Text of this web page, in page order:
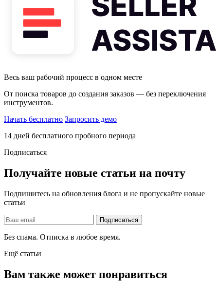
Весь ваш рабочий процесс в одном месте
От поиска товаров до создания заказов — без переключения
инструментов.
Начать бесплатно Запросить демо
14 дней бесплатного пробного периода
Подписаться
Получайте новые статьи на почту
Подпишитесь на обновления блога и не пропускайте новые
статьи
Без спама. Отписка в любое время.
Ещё статьи
Вам также может понравиться